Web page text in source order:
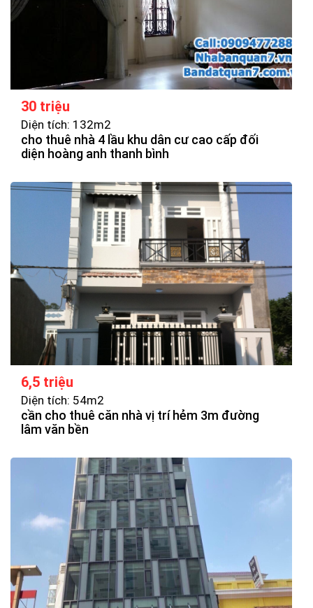
30 triệu
Diện tích: 132m2
cho thuê nhà 4 lầu khu dân cư cao cấp đối
diện hoàng anh thanh bình
6,5 triệu
Diện tích: 54m2
cần cho thuê căn nhà vị trí hẻm 3m đường
lâm văn bền